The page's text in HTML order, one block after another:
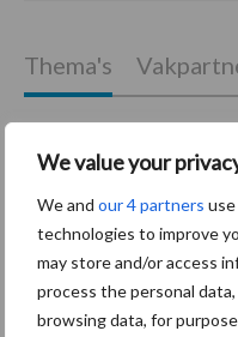
We value your
We and our 4 partners
technologies to improve
may store and/or access
process the personal
browsing data, for
Thema's
Coronavirus